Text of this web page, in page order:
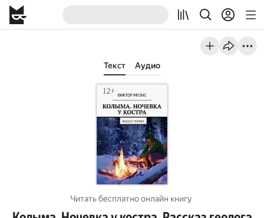
Текст Аудио
Читать бесплатно онлайн книгу